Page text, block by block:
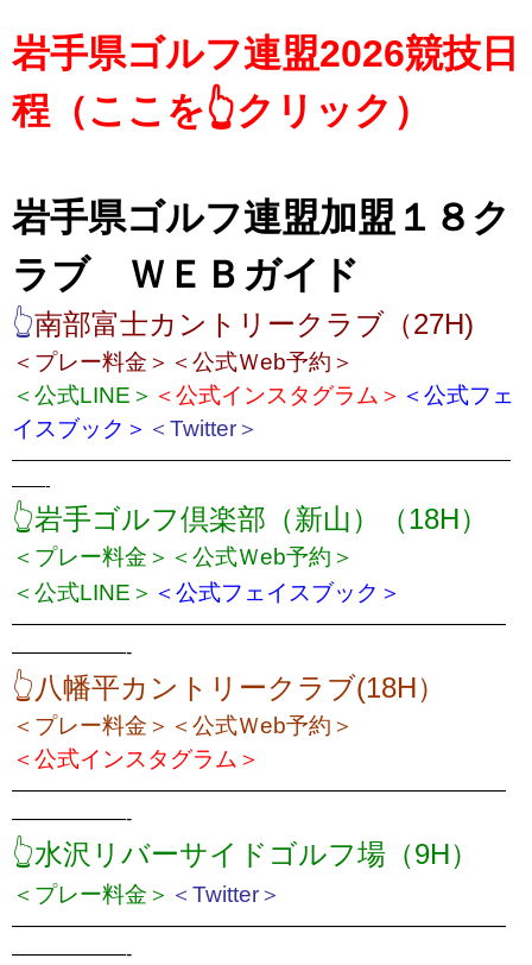
岩手県ゴルフ連盟2026競技日
程（ここを👆クリック）
岩手県ゴルフ連盟加盟１８ク
ラブ ＷＥＢガイド
👆南部富士カントリークラブ（27H)
＜プレー料金＞ ＜公式Ｗeb予約＞
＜公式LINE＞ ＜公式インスタグラム＞ ＜公式フェ
イスブック＞ ＜Twitter＞
——————————————————————————————
——-
👆岩手ゴルフ倶楽部（新山）（18H）
＜プレー料金＞ ＜公式Ｗeb予約＞
＜公式LINE＞ ＜公式フェイスブック＞
——————————————————————————
——————-
👆八幡平カントリークラブ(18H）
＜プレー料金＞ ＜公式Ｗeb予約＞
＜公式インスタグラム＞
——————————————————————————
——————-
👆水沢リバーサイドゴルフ場（9H）
＜プレー料金＞ ＜Twitter＞
——————————————————————————
——————-